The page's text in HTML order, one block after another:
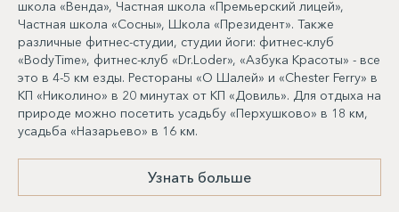
школа «Венда», Частная школа «Премьерский лицей»,
Частная школа «Сосны», Школа «Президент». Также
различные фитнес-студии, студии йоги: фитнес-клуб
«BodyTime», фитнес-клуб «Dr.Loder», «Азбука Красоты» - все
это в 4-5 км езды. Рестораны «О Шалей» и «Chester Ferry» в
КП «Николино» в 20 минутах от КП «Довиль». Для отдыха на
природе можно посетить усадьбу «Перхушково» в 18 км,
усадьба «Назарьево» в 16 км.
Узнать больше